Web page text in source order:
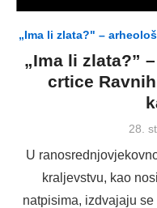
„Ima li zlata?" –
„Ima li zlata?”
crtice
28.
U
kraljevstvu, kao
natpisima, izdvajaju